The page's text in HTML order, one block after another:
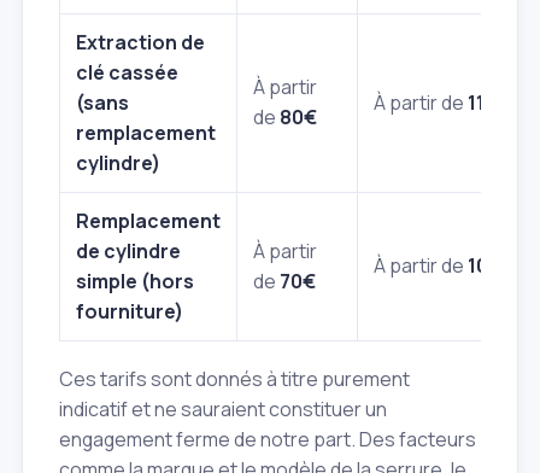
Extraction de
clé cassée
(sans
remplacement
cylindre)
À partir
de 80€
À partir de 110€
Remplacement
de cylindre
simple (hors
fourniture)
À partir
de 70€
À partir de 100€
Ces tarifs sont donnés à titre purement
indicatif et ne sauraient constituer un
engagement ferme de notre part. Des facteurs